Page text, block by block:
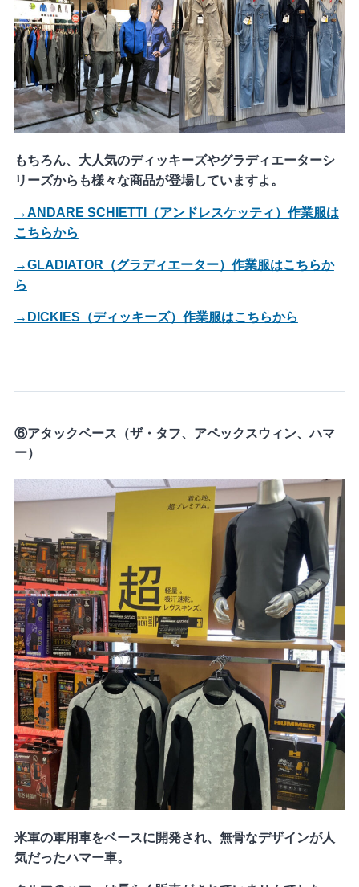
もちろん、大人気のディッキーズやグラディエーターシ
リーズからも様々な商品が登場していますよ。
→ANDARE SCHIETTI（アンドレスケッティ）作業服は
こちらから
→GLADIATOR（グラディエーター）作業服はこちらか
ら
→DICKIES（ディッキーズ）作業服はこちらから
⑥アタックベース（ザ・タフ、アペックスウィン、ハマ
ー）
米軍の軍用車をベースに開発され、無骨なデザインが人
気だったハマー車。